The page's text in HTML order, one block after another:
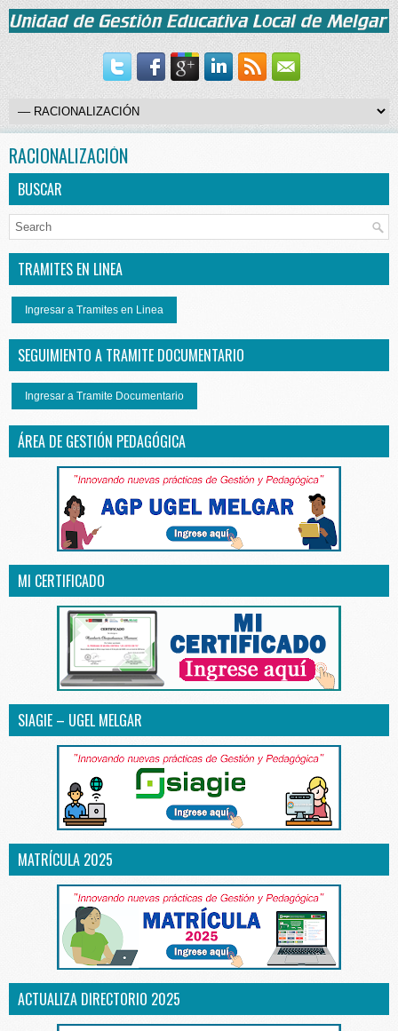
RACIONALIZACIÓN
BUSCAR
TRAMITES EN LINEA
Ingresar a Tramites en Linea
SEGUIMIENTO A TRAMITE DOCUMENTARIO
Ingresar a Tramite Documentario
ÁREA DE GESTIÓN PEDAGÓGICA
MI CERTIFICADO
SIAGIE – UGEL MELGAR
MATRÍCULA 2025
ACTUALIZA DIRECTORIO 2025